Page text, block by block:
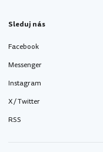
Sleduj nás
Facebook
Messenger
Instagram
X / Twitter
RSS